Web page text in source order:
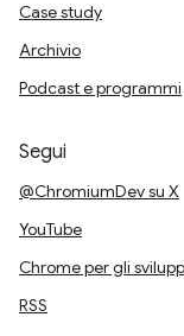
Case study
Archivio
Podcast e programmi
Segui
@ChromiumDev su X
YouTube
Chrome per gli
RSS